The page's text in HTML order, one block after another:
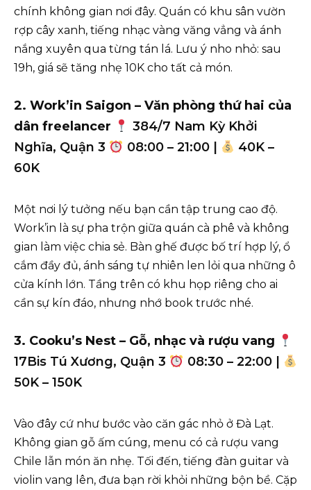
chính không gian nơi đây. Quán có khu sân vườn
rợp cây xanh, tiếng nhạc vàng văng vẳng và ánh
nắng xuyên qua từng tán lá. Lưu ý nho nhỏ: sau
19h, giá sẽ tăng nhẹ 10K cho tất cả món.
2. Work’in Saigon – Văn phòng thứ hai của
dân freelancer
384/7 Nam Kỳ Khởi
Nghĩa, Quận 3
08:00 – 21:00 |
40K –
60K
Một nơi lý tưởng nếu bạn cần tập trung cao độ.
Work’in là sự pha trộn giữa quán cà phê và không
gian làm việc chia sẻ. Bàn ghế được bố trí hợp lý, ổ
cắm đầy đủ, ánh sáng tự nhiên len lỏi qua những ô
cửa kính lớn. Tầng trên có khu họp riêng cho ai
cần sự kín đáo, nhưng nhớ book trước nhé.
3. Cooku’s Nest – Gỗ, nhạc và rượu vang
17Bis Tú Xương, Quận 3
08:30 – 22:00 |
50K – 150K
Vào đây cứ như bước vào căn gác nhỏ ở Đà Lạt.
Không gian gỗ ấm cúng, menu có cả rượu vang
Chile lẫn món ăn nhẹ. Tối đến, tiếng đàn guitar và
violin vang lên, đưa bạn rời khỏi những bộn bề. Cặp